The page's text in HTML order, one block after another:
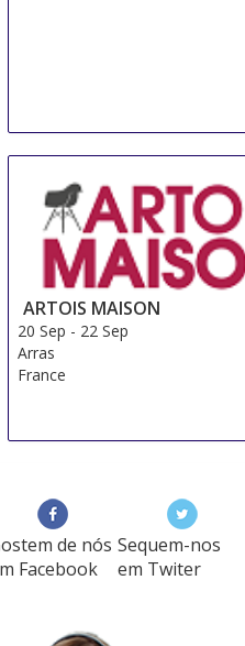
ARTOIS MAISON
20 Sep - 22 Sep
Arras
France
de nós
Facebook
Sequem-nos
em Twiter